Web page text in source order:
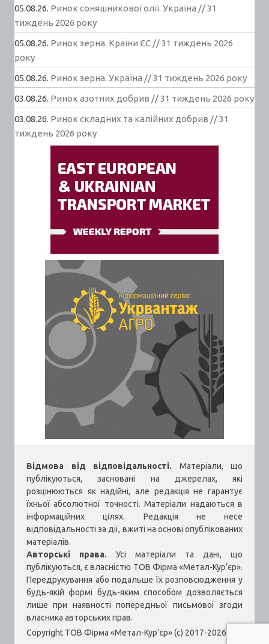
05.08.26. Ринок соняшникової олії. Україна // 31
тиждень 2026 року
05.08.26. Ринок зерна. Країни ЄС // 31 тиждень 2026
року
05.08.26. Ринок зерна. Україна // 31 тиждень 2026 року
03.08.26. Ринок азотних добрив // 31 тиждень 2026 року
03.08.26. Ринок складних та калійних добрив // 31
тиждень 2026 року
Відмова від відповідальності. Матеріали, що
публікуються, засновані на джерелах, які
розцінюються як надійні, але редакція не гарантує
їхньої абсолютної точності. Матеріали надаються в
інформаційних цілях. Редакція не несе
відповідальності за дії, вжиті на основі опублікованих
матеріалів.
Авторські права. Усі матеріали та дані, що
публікуються, є власністю ТОВ Фірма «Метал-Кур’єр».
Передрукування або подальше їх розповсюдження у
будь-якій формі будь-яким способом дозволяється
лише при наявності попередньої письмової згоди
власника авторських прав.
Copyright ТОВ Фірма «Метал-Кур’єр» (c) 2017-2026